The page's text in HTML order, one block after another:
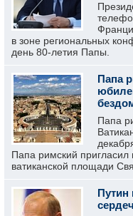
в зоне региональных
день 80-летия Папы.
Папа
Папа
Папа римский пригласил
ватиканской площади
Путин